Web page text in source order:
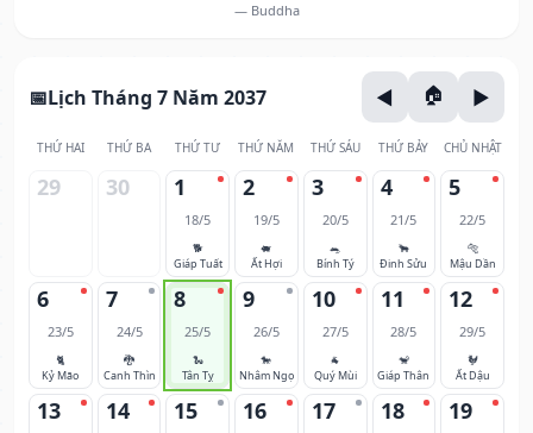
— Buddha
Lịch Tháng 7 Năm 2037
THỨ HAI THỨ BA THỨ TƯ THỨ NĂM THỨ SÁU THỨ BẢY CHỦ NHẬT
29 30 1
18/5
🐕
Giáp Tuất
2
19/5
🐖
Ất Hợi
3
20/5
🐀
Bính Tý
4
21/5
🐂
Đinh Sửu
5
22/5
🐅
Mậu Dần
6
23/5
🐈
Kỷ Mão
7
24/5
🐉
Canh Thìn
8
25/5
🐍
Tân Tỵ
9
26/5
🐎
Nhâm Ngọ
10
27/5
🐐
Quý Mùi
11
28/5
🐒
Giáp Thân
12
29/5
🐓
Ất Dậu
13 14 15 16 17 18 19